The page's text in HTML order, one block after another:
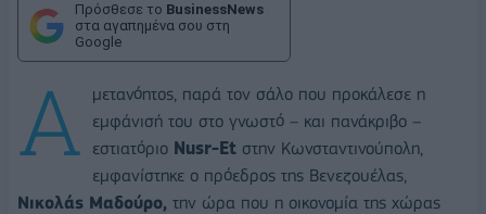
Πρόσθεσε το BusinessNews
στα αγαπημένα σου στη
Google
Α
μετανόητος, παρά τον σάλο που προκάλεσε η
εμφάνισή του στο γνωστό – και πανάκριβο –
εστιατόριο Nusr-Et στην Κωνσταντινούπολη,
εμφανίστηκε ο πρόεδρος της Βενεζουέλας,
Νικολάς Μαδούρο, την ώρα που η οικονομία της χώρας